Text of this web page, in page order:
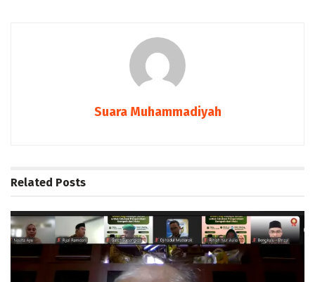
Suara Muhammadiyah
Related Posts